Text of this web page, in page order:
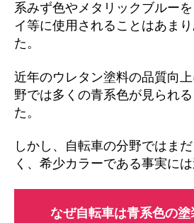
系みず色やメタリックブルー
イ等に使用されることはあま
た。
近年のウレタン塗料の品質向
野では多くの青系色が見られ
た。
しかし、自転車の分野ではま
く、希少カラーである事実には
なぜ自転車は青系色の